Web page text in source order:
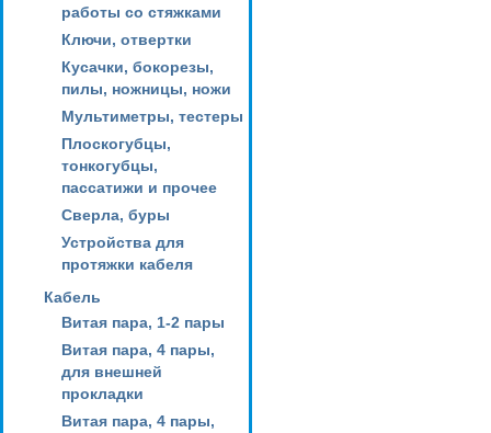
работы со стяжками
Ключи, отвертки
Кусачки, бокорезы,
пилы, ножницы, ножи
Мультиметры, тестеры
Плоскогубцы,
тонкогубцы,
пассатижи и прочее
Сверла, буры
Устройства для
протяжки кабеля
Кабель
Витая пара, 1-2 пары
Витая пара, 4 пары,
для внешней
прокладки
Витая пара, 4 пары,